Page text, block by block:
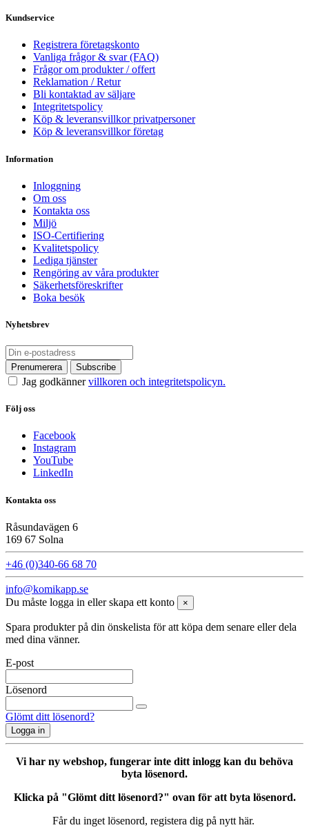
Kundservice
Registrera företagskonto
Vanliga frågor & svar (FAQ)
Frågor om produkter / offert
Reklamation / Retur
Bli kontaktad av säljare
Integritetspolicy
Köp & leveransvillkor privatpersoner
Köp & leveransvillkor företag
Information
Inloggning
Om oss
Kontakta oss
Miljö
ISO-Certifiering
Kvalitetspolicy
Lediga tjänster
Rengöring av våra produkter
Säkerhetsföreskrifter
Boka besök
Nyhetsbrev
Jag godkännervillkoren och integritetspolicyn.
Följ oss
Facebook
Instagram
YouTube
LinkedIn
Kontakta oss
Råsundavägen 6
169 67 Solna
+46 (0)340-66 68 70
info@komikapp.se
Du måste logga in eller skapa ett konto
×
Spara produkter på din önskelista för att köpa dem senare eller dela
med dina vänner.
E-post
Lösenord
Glömt ditt lösenord?
Logga in
Vi har ny webshop, fungerar inte ditt inlogg kan du behöva
byta lösenord.
Klicka på "Glömt ditt lösenord?" ovan för att byta lösenord.
Får du inget lösenord, registera dig på nytt här.